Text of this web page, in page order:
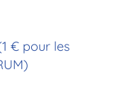
€ pour les